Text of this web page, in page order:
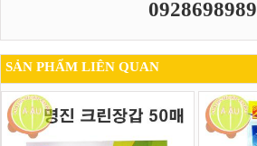
0928698989
SẢN PHẨM LIÊN QUAN